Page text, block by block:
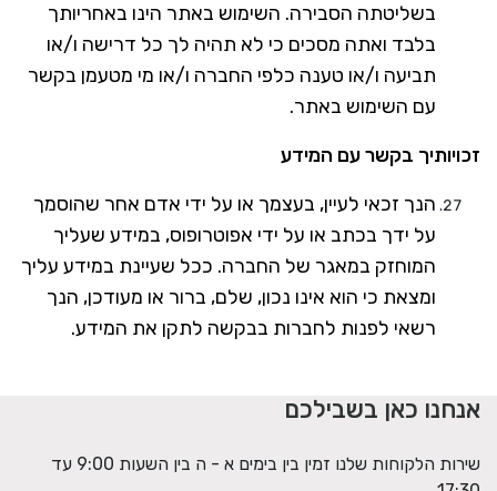
בשליטתה הסבירה. השימוש באתר הינו באחריותך
בלבד ואתה מסכים כי לא תהיה לך כל דרישה ו/או
תביעה ו/או טענה כלפי החברה ו/או מי מטעמן בקשר
עם השימוש באתר.
זכויותיך בקשר עם המידע
הנך זכאי לעיין, בעצמך או על ידי אדם אחר שהוסמך
על ידך בכתב או על ידי אפוטרופוס, במידע שעליך
המוחזק במאגר של החברה. ככל שעיינת במידע עליך
ומצאת כי הוא אינו נכון, שלם, ברור או מעודכן, הנך
רשאי לפנות לחברות בבקשה לתקן את המידע.
אנחנו כאן בשבילכם
שירות הלקוחות שלנו זמין בין בימים א - ה בין השעות 9:00 עד